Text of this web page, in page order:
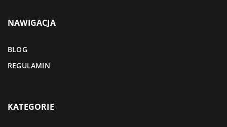
NAWIGACJA
BLOG
REGULAMIN
KATEGORIE